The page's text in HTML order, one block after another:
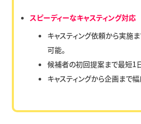
スピーディーなキャスティング対応
キャスティング依頼から実施
可能。
候補者の初回提案まで最短1
キャスティングから企画まで幅